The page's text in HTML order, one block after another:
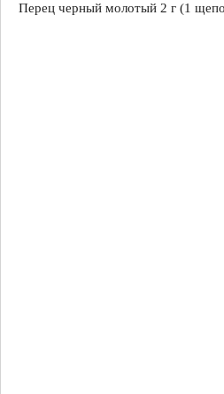
Перец черный молотый 2 г (1